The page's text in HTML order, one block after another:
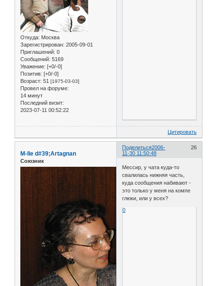
Откуда: Москва
Зарегистрирован: 2005-09-01
Приглашений: 0
Сообщений: 5169
Уважение: [+0/-0]
Позитив: [+0/-0]
Возраст: 51 [1975-03-03]
Провел на форуме:
14 минут
Последний визит:
2023-07-11 00:52:22
Цитировать
Поделиться 26
2006-
11-30 11:50:48
M-lle d#39;Artagnan
Союзник
Мессир, у чата куда-то
свалилась нижняя часть,
куда сообщения набивают -
это только у меня на компе
глюки, или у всех?
0